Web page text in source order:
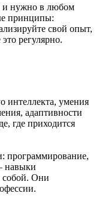
и нужно в любом
принципы:
свой опыт,
регулярно.
интеллекта, умения
адаптивности
где приходится
программирование,
навыки
собой. Они